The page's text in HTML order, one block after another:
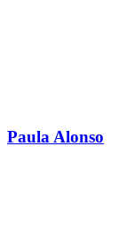
Paula Alonso